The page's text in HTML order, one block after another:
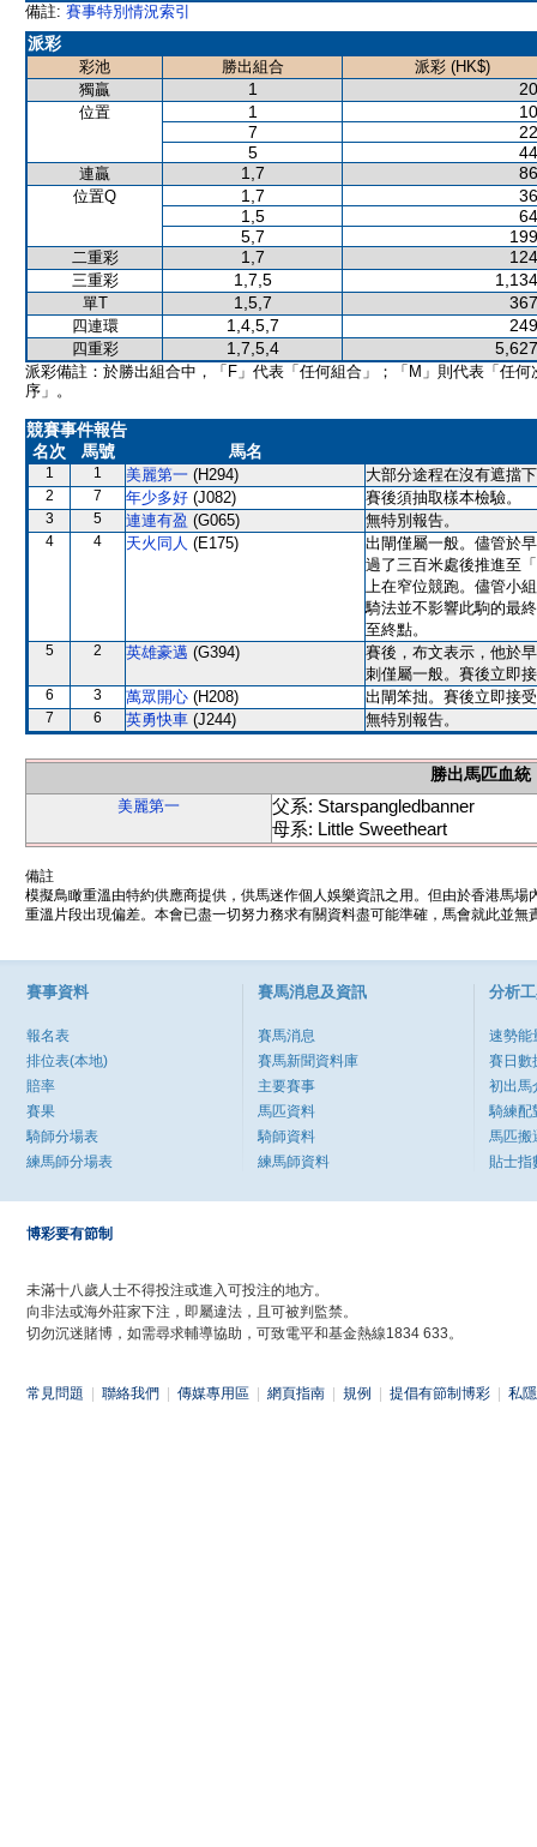
備註: 賽事特別情況索引
派彩
彩池 勝出組合
派彩 (HK$)
獨贏
1
位置 1
7
5
連贏 1,7
位置Q 1,7
1,5
5,7
二重彩 1,7
三重彩 1,7,5
單T 1,5,7
四連環 1,4,5,7
四重彩 1,7,5,4
派彩備註：於勝出組合中，「F」代表「任何組合」；「M」則代表「任何
序」。
競賽事件報告
名次
馬號 馬名
1 1 美麗第一 (H294) 大部分途程在沒有遮擋
2 7 年少多好 (J082) 賽後須抽取樣本檢驗。
3 5 連連有盈 (G065) 無特別報告。
4 4 天火同人 (E175)
出閘僅屬一般。儘管於
過了三百米處後推進至
上在窄位競跑。儘管小
騎法並不影響此駒的最
至終點。
5 2 英雄豪邁 (G394)
賽後，布文表示，他於
刺僅屬一般。賽後立即
6 3 萬眾開心 (H208) 出閘笨拙。賽後立即接
7 6 英勇快車 (J244) 無特別報告。
勝出馬匹血統
美麗第一
父系: Starspangledbanner
母系: Little Sweetheart
備註
模擬鳥瞰重溫由特約供應商提供，供馬迷作個人娛樂資訊之用。但由於香港馬
重溫片段出現偏差。本會已盡一切努力務求有關資料盡可能準確，馬會就此並
賽事資料
報名表
排位表(本地)
賠率
賽果
騎師分場表
練馬師分場表
賽馬消息及資訊
賽馬消息
賽馬新聞資料庫
主要賽事
馬匹資料
騎師資料
練馬師資料
分析
速勢能
賽日數
初出馬
騎練配
馬匹搬
貼士指
博彩要有節制
未滿十八歲人士不得投注或進入可投注的地方。
向非法或海外莊家下注，即屬違法，且可被判監禁。
切勿沉迷賭博，如需尋求輔導協助，可致電平和基金熱線1834 633。
常見問題 聯絡我們 傳媒專用區 網頁指南 規例 提倡有節制博彩 私